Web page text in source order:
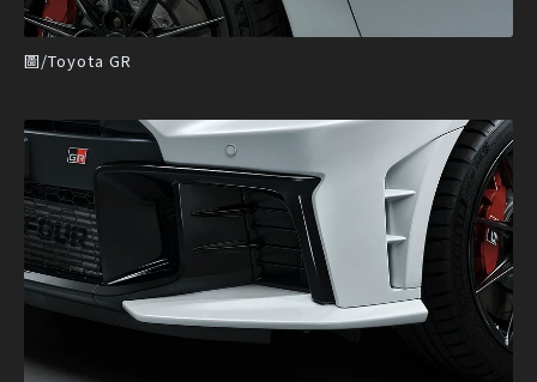
圖/Toyota GR